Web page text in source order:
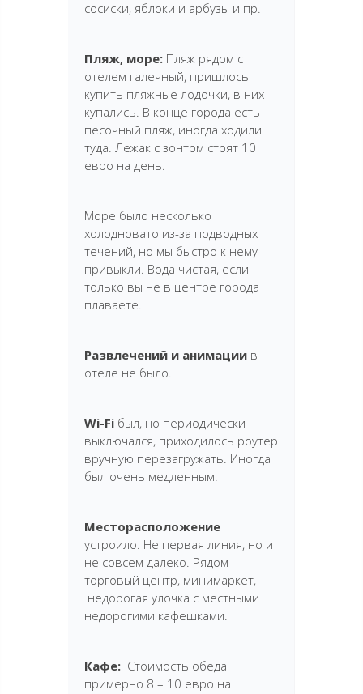
сосиски, яблоки и арбузы и пр.
Пляж, море: Пляж рядом с
отелем галечный, пришлось
купить пляжные лодочки, в них
купались. В конце города есть
песочный пляж, иногда ходили
туда. Лежак с зонтом стоят 10
евро на день.
Море было несколько
холодновато из-за подводных
течений, но мы быстро к нему
привыкли. Вода чистая, если
только вы не в центре города
плаваете.
Развлечений и анимации в
отеле не было.
Wi-Fi был, но периодически
выключался, приходилось роутер
вручную перезагружать. Иногда
был очень медленным.
Месторасположение
устроило. Не первая линия, но и
не совсем далеко. Рядом
торговый центр, минимаркет,
недорогая улочка с местными
недорогими кафешками.
Кафе: Стоимость обеда
примерно 8 – 10 евро на